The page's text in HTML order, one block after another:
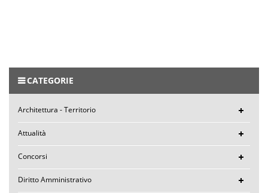
CATEGORIE
Architettura - Territorio
Attualità
Concorsi
Diritto Amministrativo